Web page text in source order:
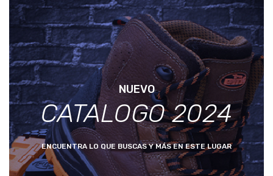
NUEVO
CATALOGO 2024
ENCUENTRA LO QUE BUSCAS Y MÁS EN ESTE LUGAR